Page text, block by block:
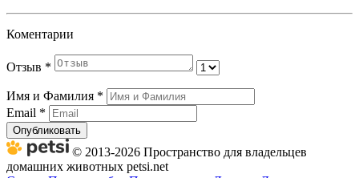
Коментарии
Отзыв *
Имя и Фамилия *
Email *
Опубликовать
© 2013-2026 Пространство для владельцев
домашних животных petsi.net